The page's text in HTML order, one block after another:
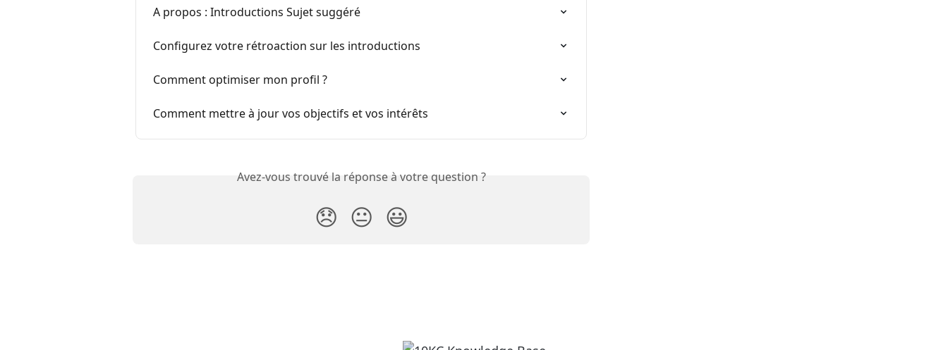
A propos : Introductions Sujet suggéré
Configurez votre rétroaction sur les introductions
Comment optimiser mon profil ?
Comment mettre à jour vos objectifs et vos intérêts
Avez-vous trouvé la réponse à votre question ?
😞 😐 😃